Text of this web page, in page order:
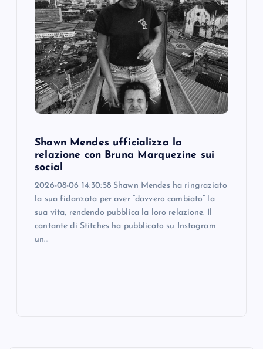
Shawn Mendes ufficializza la
relazione con Bruna Marquezine sui
social
2026-08-06 14:30:58 Shawn Mendes ha ringraziato
la sua fidanzata per aver “davvero cambiato” la
sua vita, rendendo pubblica la loro relazione. Il
cantante di Stitches ha pubblicato su Instagram
un…